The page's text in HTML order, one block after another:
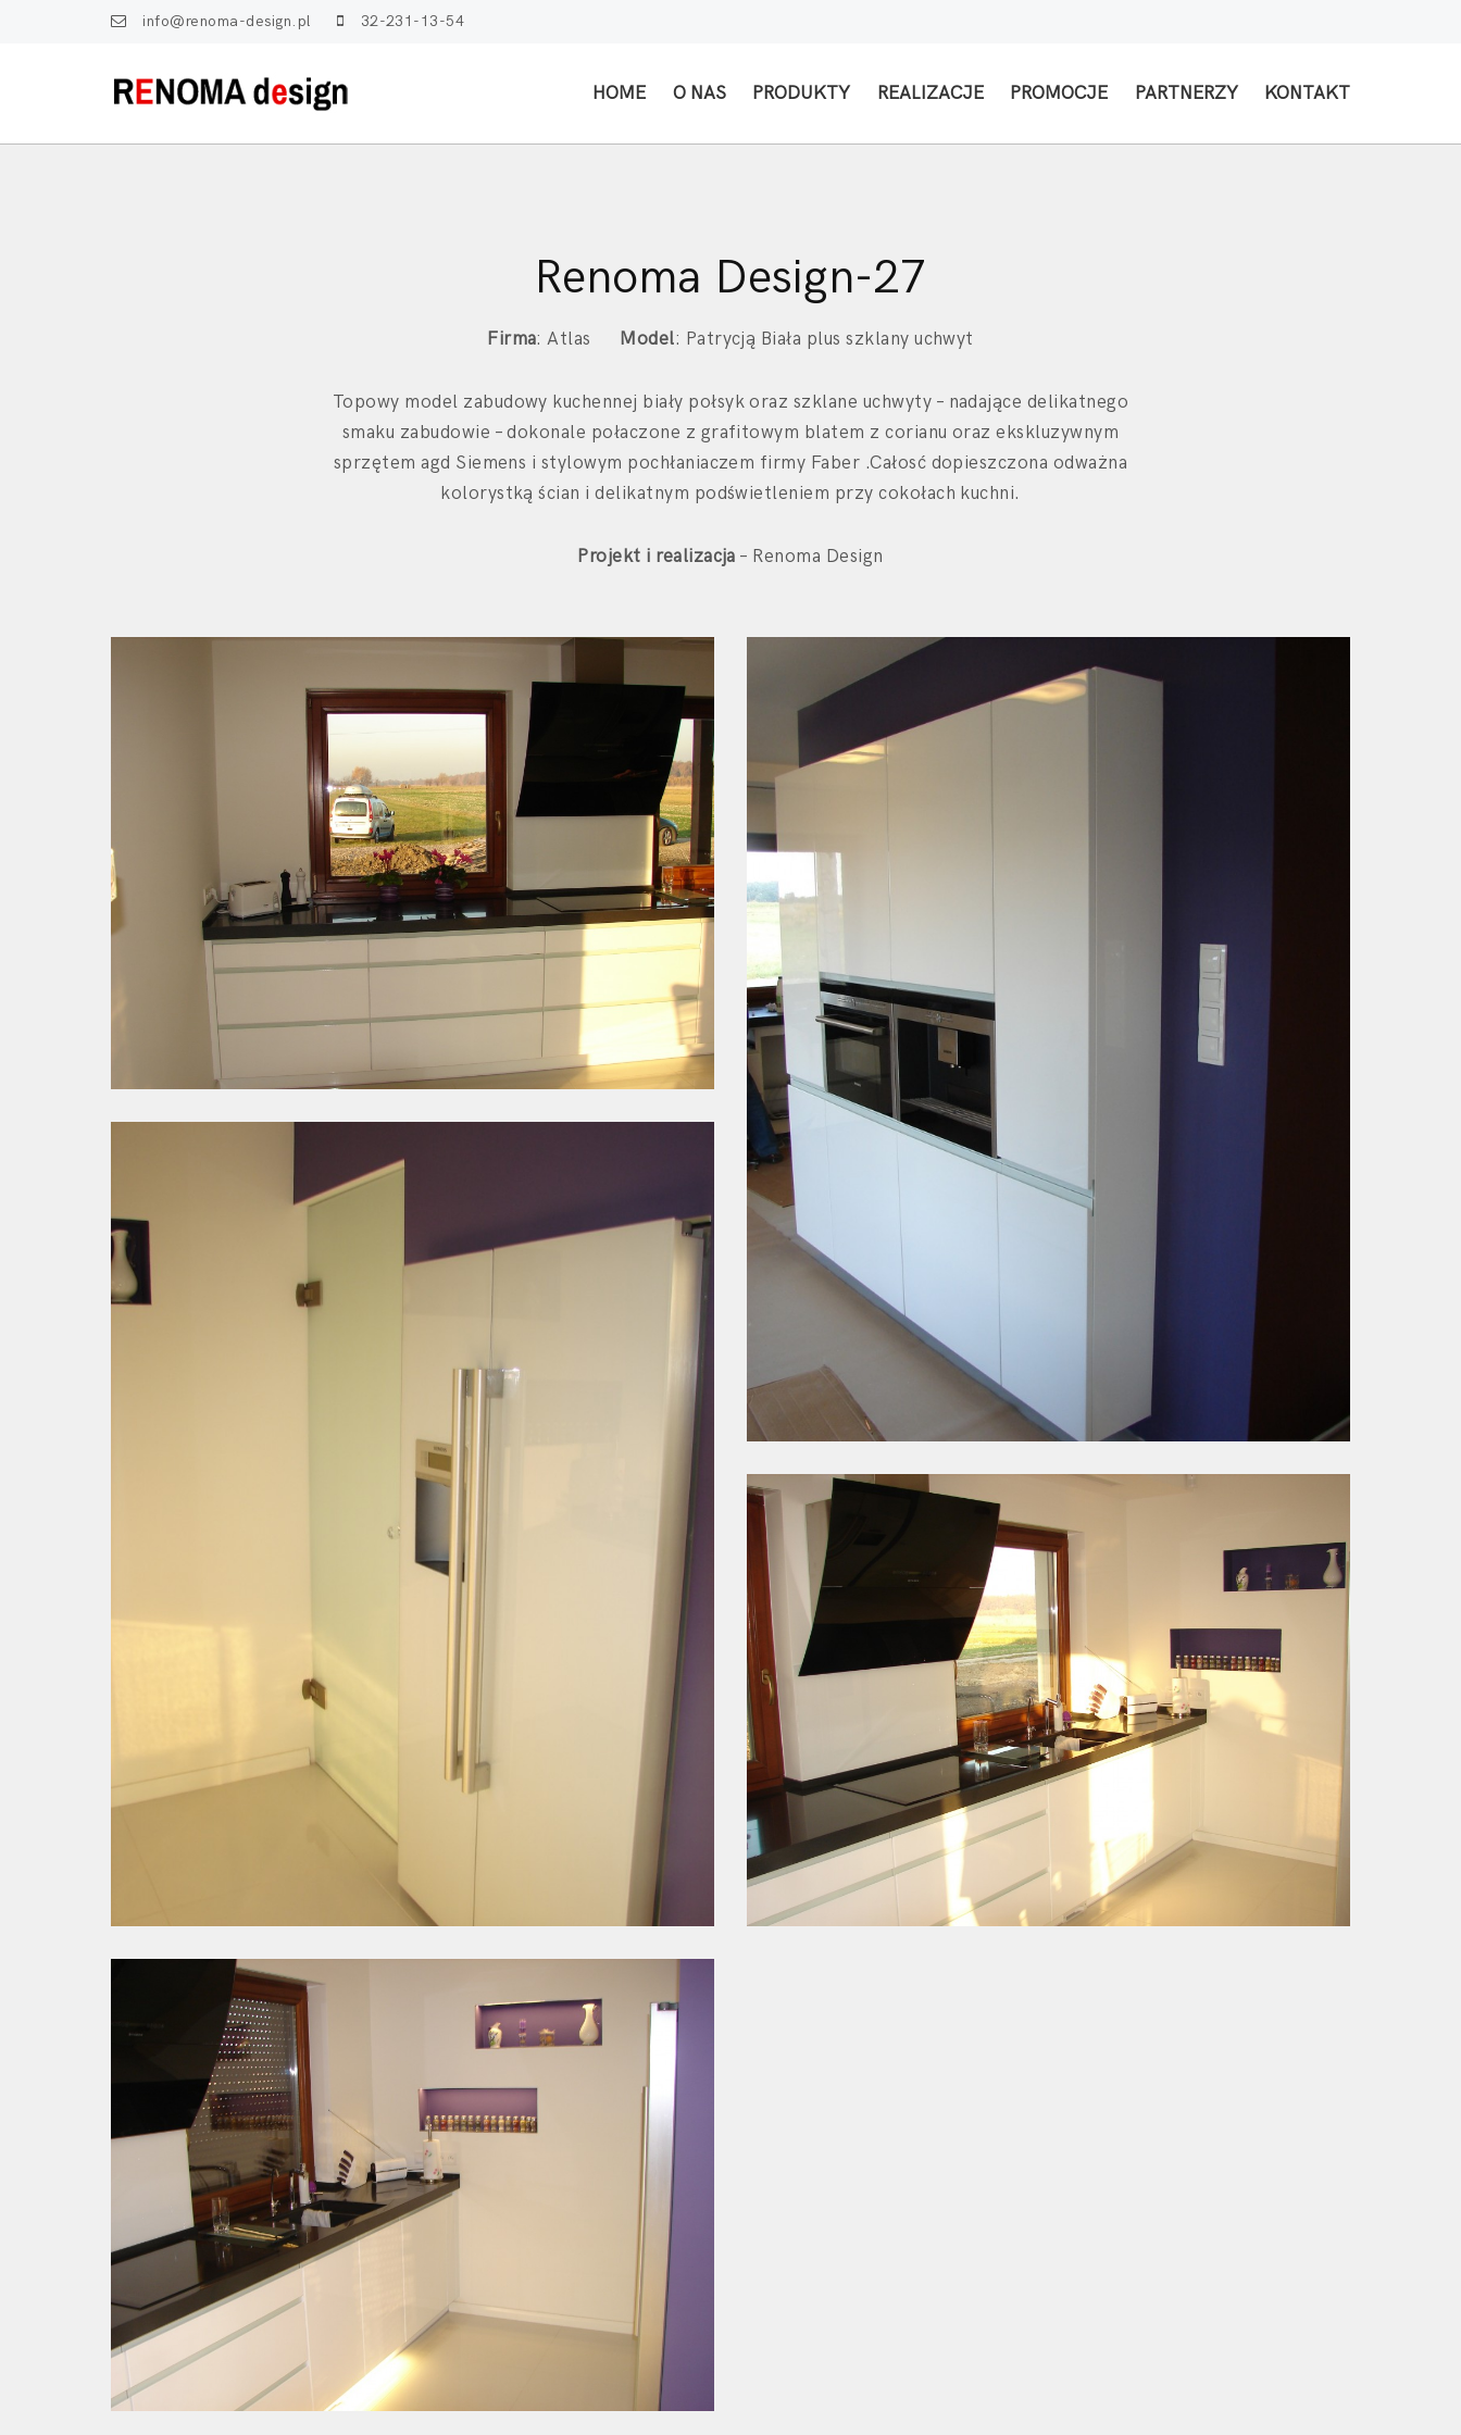
info@renoma-design.pl 32-231-13-54
HOME O NAS PRODUKTY REALIZACJE PROMOCJE PARTNERZY KONTAKT
Renoma Design-27
Firma: Atlas Model: Patrycją Biała plus szklany uchwyt
Topowy model zabudowy kuchennej biały połsyk oraz szklane uchwyty – nadające delikatnego
smaku zabudowie – dokonale połaczone z grafitowym blatem z corianu oraz ekskluzywnym
sprzętem agd Siemens i stylowym pochłaniaczem firmy Faber .Całosć dopieszczona odważna
kolorystką ścian i delikatnym podświetleniem przy cokołach kuchni.
Projekt i realizacja – Renoma Design